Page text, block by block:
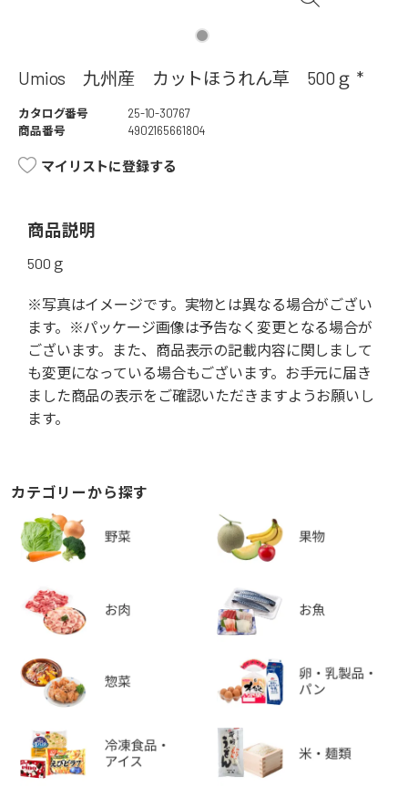
Umios 九州産 カットほうれん草 500ｇ *
カタログ番号
25-10-30767
商品番号
4902165661804
マイリストに登録する
商品説明
500ｇ
※写真はイメージです。実物とは異なる場合がござい
ます。※パッケージ画像は予告なく変更となる場合が
ございます。また、商品表示の記載内容に関しまして
も変更になっている場合もございます。お手元に届き
ました商品の表示をご確認いただきますようお願いし
ます。
カテゴリーから探す